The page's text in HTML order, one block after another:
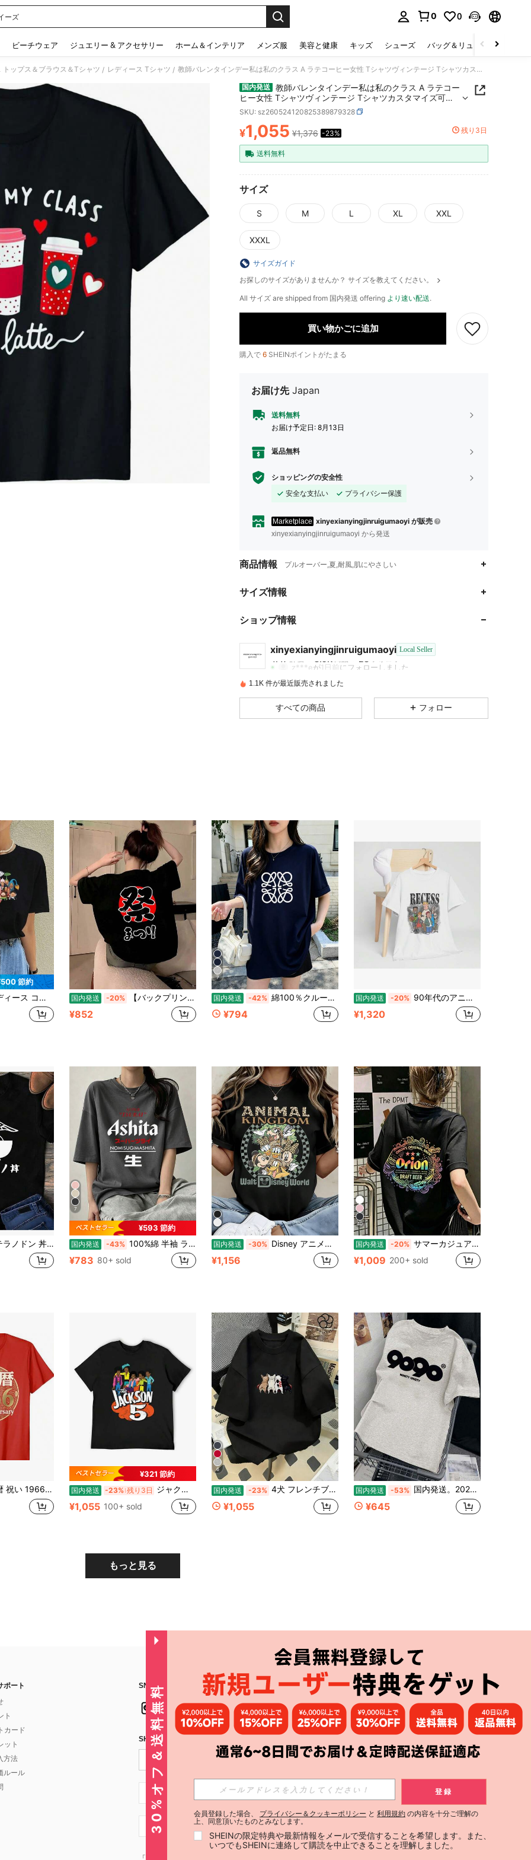
ーズ
0 0
ビーチウェア ジュエリー & アクセサリー ホーム＆インテリア メンズ服 美容と健康 キッズ シューズ バッグ＆リュック
トップス＆ブラウス＆Tシャツ / レディース Tシャツ / 教師バレンタインデー私は私のクラス A ラテコーヒー女性 Tシャツヴィンテージ Tシャツカスタマイズ可能な Camisas ストリート
国内発送 教師バレンタインデー私は私のクラス A ラテコー
ヒー女性 Tシャツヴィンテージ Tシャツカスタマイズ可能
な Camisas ストリート
SKU: sz260524120825389879328
PRICE AND AVAILABILITY
¥1,055 ¥1,376 -23% 残り3日
送料無料
サイズ
S M L XL XXL
XXXL
サイズガイド
お探しのサイズがありませんか？ サイズを教えてください。
All サイズ are shipped from 国内発送 offering より速い配送.
買い物かごに追加
購入で 6 SHEINポイントがたまる
お届け先 Japan
送料無料
お届け予定日: 8月13日
返品無料
ショッピングの安全性
安全な支払い
プライバシー保護
Marketplace xinyexianyingjinruigumaoyi が販売
xinyexianyingjinruigumaoyi から発送
商品情報 プルオーバー,夏,耐風,肌にやさしい
サイズ情報
ショップ情報
xinyexianyingjinruigumaoyi Local Seller
4.47
4.47
4.47
3.9K商品 23 フォロワー
z***eが1日前にフォローしました
4.47
3.9K
1.1K 件が最近販売されました
すべての商品 フォロー
節約
カジュアル キュート Tシャツ カートゥーン グラフィック プリント入り レギュラーフィット 普段使いに最適 国内発送 -20% 【バックプリント・背中側】祭 まつり（筆文字）日の丸 お祭り 衣装 体育祭 文化祭 イベント 面白い デザイン Tシャツ
¥852
7
国内発送 -42% 綿100％クルーネックプリント半袖Tシャツ、女性用新作夏服、スタイリッシュなゆったりカジュアルトップス
¥794
国内発送 -20% 90年代のアニメ「リセス」のTシャツ、レトロなテレビ番組のスウェットシャツ
¥1,320
ツ おもしろシャツ 面白いシャツ おもしろ メンズ 半袖 プレゼント パロディ
7
¥593 節約
国内発送 -43% 100%綿 半袖 ラウンドネック Tシャツ 夏服 レディース おもしろプリント ゆったり カジュアル トップス
¥783 80+ sold
国内発送 -30% Disney アニメやキャラクター柄のレディースTシャツ、メンズTシャツ。この男女兼用のゆったりとしたクルーネックTシャツは、春夏の着用に最適です。普段着やショッピング、パーティーなど、どんなシーンにもぴったりです。ギフトとしても最適です。
¥1,156
40
国内発送 -20% サマーカジュアルレタープリントのオーバーサイズTシャツ、クルーネック半袖、女性用のゆったりとしたストリートウェアトップス
¥1,009 200+ sold
すく伝える、祝還暦と60th Anniversaryを組み合わせた記念デザイン。食事会、家族写真、旅行、誕生日祝いなどの特別な一日に合わせやすい落ち着いた雰囲気です。 大きく見やすい1966を中心に、還暦祝いの意味がひと目で伝わる構成。父 母 祖父 祖母 夫 妻への贈り物や、家族で還暦を祝うシーンの記念アイテムとしても選びやすい一枚です。
¥321 節約
国内発送 -23% 残り3日 ジャクソン5-用レトロヴィンテージ漫画Tシャツ,1970sユーズド加工グラフィック,カワイイ服,スウェットシャツ,スウェットシャツ
¥1,055 100+ sold
6
国内発送 -23% 4犬 フレンチブルドッグ グラフィックプリント Tシャツ 半袖 クルーネック カジュアルトップ 夏と春のレディース服 レディース＆メンズ デイリーカジュアルウェアに最適 半袖Tシャツ 超快適
¥1,055
国内発送 -53% 国内発送。2026年春夏新作：200g 100%コットン レディース 半袖Tシャツ、ユニセックス ゆったり クルーネック、韓国風カジュアルトップス。
¥645
もっと見る
ポート
ト
カード
ット
方法
ルール
SNSフォローはこちら： アプリ
SHEIN STYLE NEWSを購読する
購読
JP + 81 登録する
JP + 81
30%オフ＆送料無料 登録
会員登録した場合、 プライバシー＆クッキーポリシー と 利用規約 の内容を十分ご理解の
上、同意頂いたものとみなします。
SHEINの限定特典や最新情報をメールで受信することを希望します。また、
いつでもSHEINに連絡して購読を中止できることを理解しました。